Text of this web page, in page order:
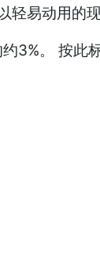
易动用的现
3%。 按此